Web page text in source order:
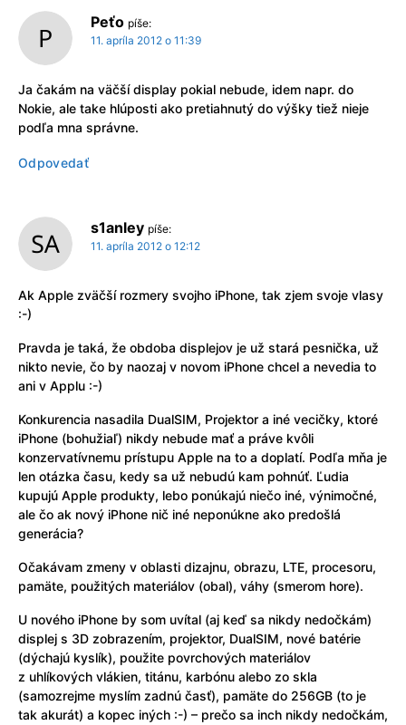
Peťo píše:
11. apríla 2012 o 11:39
Ja čakám na väčší display pokial nebude, idem napr. do
Nokie, ale take hlúposti ako pretiahnutý do výšky tiež nieje
podľa mna správne.
Odpovedať
s1anley píše:
11. apríla 2012 o 12:12
Ak Apple zväčší rozmery svojho iPhone, tak zjem svoje vlasy
:-)
Pravda je taká, že obdoba displejov je už stará pesnička, už
nikto nevie, čo by naozaj v novom iPhone chcel a nevedia to
ani v Applu :-)
Konkurencia nasadila DualSIM, Projektor a iné vecičky, ktoré
iPhone (bohužiaľ) nikdy nebude mať a práve kvôli
konzervatívnemu prístupu Apple na to a doplatí. Podľa mňa je
len otázka času, kedy sa už nebudú kam pohnúť. Ľudia
kupujú Apple produkty, lebo ponúkajú niečo iné, výnimočné,
ale čo ak nový iPhone nič iné neponúkne ako predošlá
generácia?
Očakávam zmeny v oblasti dizajnu, obrazu, LTE, procesoru,
pamäte, použitých materiálov (obal), váhy (smerom hore).
U nového iPhone by som uvítal (aj keď sa nikdy nedočkám)
displej s 3D zobrazením, projektor, DualSIM, nové batérie
(dýchajú kyslík), použite povrchových materiálov
z uhlíkových vlákien, titánu, karbónu alebo zo skla
(samozrejme myslím zadnú časť), pamäte do 256GB (to je
tak akurát) a kopec iných :-) – prečo sa inch nikdy nedočkám,